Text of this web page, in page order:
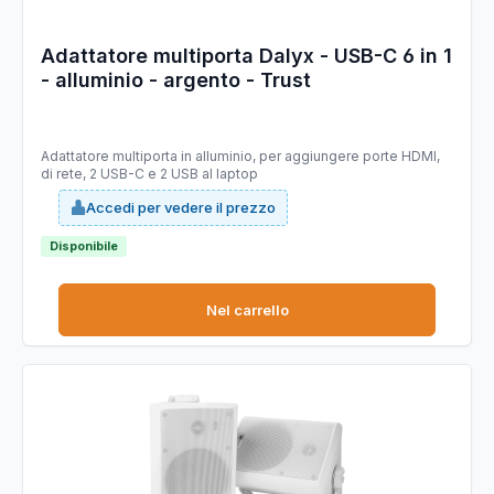
Adattatore multiporta Dalyx - USB-C 6 in 1
- alluminio - argento - Trust
Adattatore multiporta in alluminio, per aggiungere porte HDMI,
di rete, 2 USB-C e 2 USB al laptop
Accedi per vedere il prezzo
Disponibile
Nel carrello